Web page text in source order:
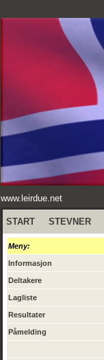
www.leirdue.net
START STEVNER
Meny:
Informasjon
Deltakere
Lagliste
Resultater
Påmelding